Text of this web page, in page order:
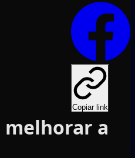
Copiar link
melhorar a